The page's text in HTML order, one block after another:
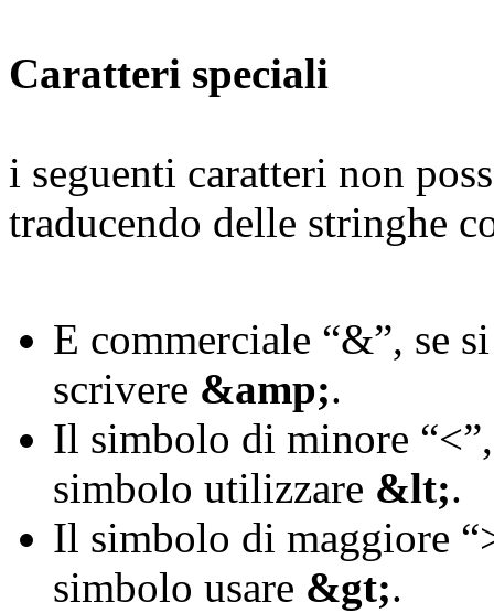
Caratteri speciali
i seguenti caratteri non
traducendo delle stringhe
E commerciale “&”, se
scrivere &amp;.
Il simbolo di minore
simbolo utilizzare &lt;.
Il simbolo di maggiore
simbolo usare &gt;.